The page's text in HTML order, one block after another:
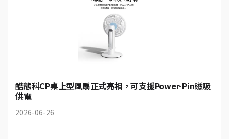
酷態科CP桌上型風扇正式亮相，可支援Power-Pin磁吸
供電
2026-06-26